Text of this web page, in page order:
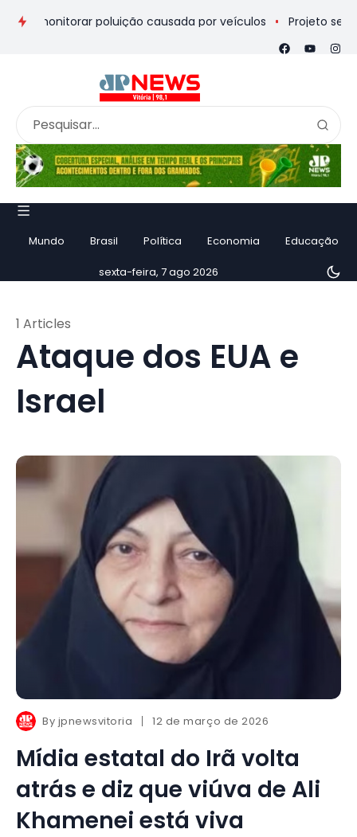
monitorar poluição causada por veículos Projeto
Mundo Brasil Política Economia Educação
sexta-feira, 7 ago 2026
Ataque dos EUA e
Israel
1 Articles
By jpnewsvitoria 12 de março de 2026
Mídia estatal do Irã volta
atrás e diz que viúva de Ali
Khamenei está viva